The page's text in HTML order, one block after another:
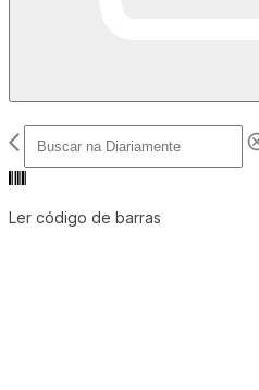
Ler código de barras